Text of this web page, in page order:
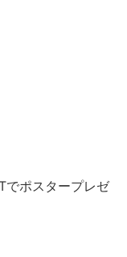
でポスタープレゼ